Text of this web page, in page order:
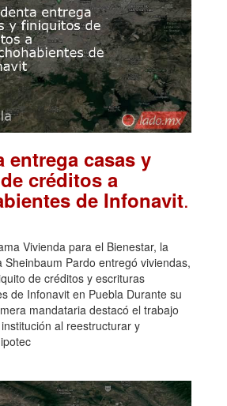
entrega casas y
créditos a
de Infonavit.
Vivienda para el Bienestar, la
Sheinbaum Pardo entregó viviendas,
de créditos y escrituras
de Infonavit en Puebla Durante su
mandataria destacó el trabajo
al reestructurar y